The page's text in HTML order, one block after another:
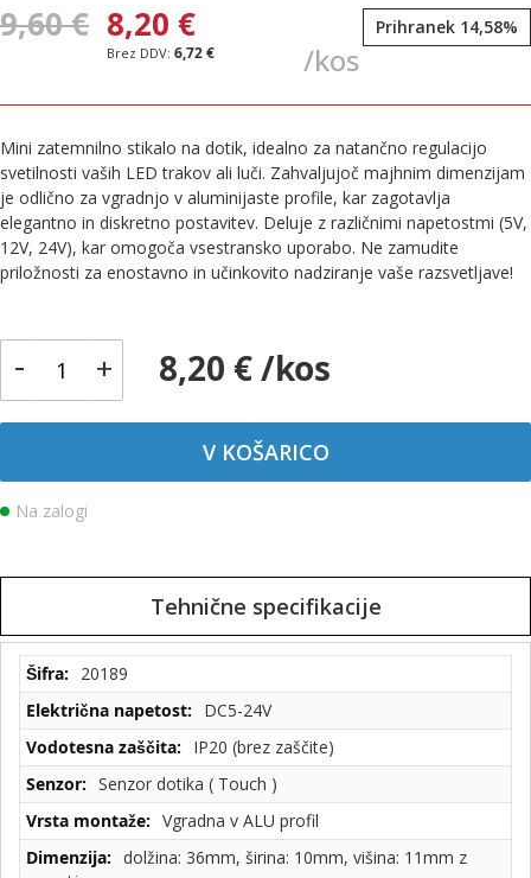
9,60 € 8,20 €
6,72 €
Prihranek 14,58%
/kos
Mini zatemnilno stikalo na dotik, idealno za natančno regulacijo
svetilnosti vaših LED trakov ali luči. Zahvaljujoč majhnim dimenzijam
je odlično za vgradnjo v aluminijaste profile, kar zagotavlja
elegantno in diskretno postavitev. Deluje z različnimi napetostmi (5V,
12V, 24V), kar omogoča vsestransko uporabo. Ne zamudite
priložnosti za enostavno in učinkovito nadziranje vaše razsvetljave!
- + 8,20 € /kos
V KOŠARICO
Na zalogi
Tehnične specifikacije
Tehnične
specifikacije
20189
DC5-24V
IP20 (brez zaščite)
Senzor dotika ( Touch )
Vgradna v ALU profil
dolžina: 36mm, širina: 10mm, višina: 11mm z